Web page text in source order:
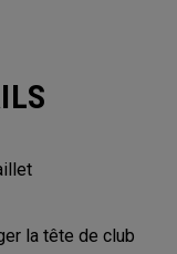
la tête de club